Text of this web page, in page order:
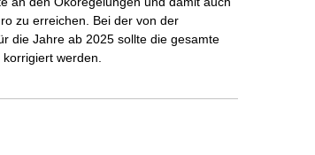
zu erreichen. Bei der von der
die Jahre ab 2025 sollte die gesamte
werden.